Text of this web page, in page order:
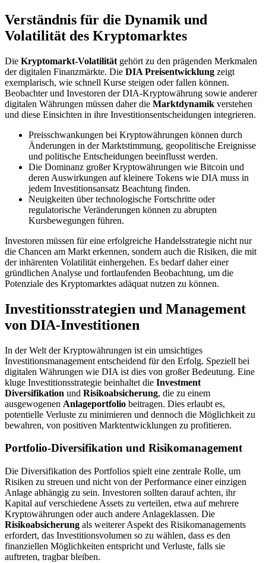
Verständnis für die Dynamik und
Volatilität des Kryptomarktes
Die Kryptomarkt-Volatilität gehört zu den prägenden Merkmalen
der digitalen Finanzmärkte. Die DIA Preisentwicklung zeigt
exemplarisch, wie schnell Kurse steigen oder fallen können.
Beobachter und Investoren der DIA-Kryptowährung sowie anderer
digitalen Währungen müssen daher die Marktdynamik verstehen
und diese Einsichten in ihre Investitionsentscheidungen integrieren.
Preisschwankungen bei Kryptowährungen können durch
Änderungen in der Marktstimmung, geopolitische Ereignisse
und politische Entscheidungen beeinflusst werden.
Die Dominanz großer Kryptowährungen wie Bitcoin und
deren Auswirkungen auf kleinere Tokens wie DIA muss in
jedem Investitionsansatz Beachtung finden.
Neuigkeiten über technologische Fortschritte oder
regulatorische Veränderungen können zu abrupten
Kursbewegungen führen.
Investoren müssen für eine erfolgreiche Handelsstrategie nicht nur
die Chancen am Markt erkennen, sondern auch die Risiken, die mit
der inhärenten Volatilität einhergehen. Es bedarf daher einer
gründlichen Analyse und fortlaufenden Beobachtung, um die
Potenziale des Kryptomarktes adäquat nutzen zu können.
Investitionsstrategien und Management
von DIA-Investitionen
In der Welt der Kryptowährungen ist ein umsichtiges
Investitionsmanagement entscheidend für den Erfolg. Speziell bei
digitalen Währungen wie DIA ist dies von großer Bedeutung. Eine
kluge Investitionsstrategie beinhaltet die Investment
Diversifikation und Risikoabsicherung, die zu einem
ausgewogenen Anlageportfolio beitragen. Dies erlaubt es,
potentielle Verluste zu minimieren und dennoch die Möglichkeit zu
bewahren, von positiven Marktentwicklungen zu profitieren.
Portfolio-Diversifikation und Risikomanagement
Die Diversifikation des Portfolios spielt eine zentrale Rolle, um
Risiken zu streuen und nicht von der Performance einer einzigen
Anlage abhängig zu sein. Investoren sollten darauf achten, ihr
Kapital auf verschiedene Assets zu verteilen, etwa auf mehrere
Kryptowährungen oder auch andere Anlageklassen. Die
Risikoabsicherung als weiterer Aspekt des Risikomanagements
erfordert, das Investitionsvolumen so zu wählen, dass es den
finanziellen Möglichkeiten entspricht und Verluste, falls sie
auftreten, tragbar bleiben.